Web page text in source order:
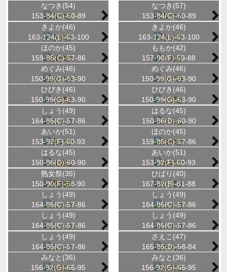
なつき(54)
153-84(C)-60-89
なつき(57)
153-84(C)-60-89
きよか(46)
163-124(L)-63-100
きよか(46)
163-124(L)-63-100
ほのか(45)
159-85(C)-57-86
ももか(42)
157-90(F)-59-88
めぐみ(46)
150-99(G)-63-90
めぐみ(46)
150-99(G)-63-90
ひびき(46)
150-99(G)-63-90
ひびき(46)
150-99(G)-63-90
しょう(49)
164-85(C)-57-86
はるな(45)
150-86(D)-60-90
あいか(51)
153-92(F)-60-93
ほのか(45)
159-85(C)-57-86
はるな(45)
150-86(D)-60-90
あいか(51)
153-92(F)-60-93
熟女祭(35)
150-90(F)-58-90
ひばり(40)
167-82(B)-61-88
しょう(49)
164-85(C)-57-86
しょう(49)
164-85(C)-57-86
しょう(49)
164-85(C)-57-86
しょう(49)
164-85(C)-57-86
しょう(49)
164-85(C)-57-86
さえこ(47)
165-85(D)-58-84
みなと(36)
156-92(G)-65-95
みなと(36)
156-92(G)-65-95